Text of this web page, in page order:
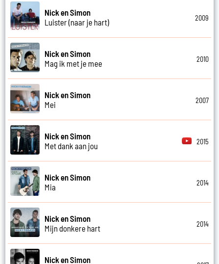
Nick en Simon
Luister (naar je hart)
2009
Nick en Simon
Mag ik met je mee
2010
Nick en Simon
Mei
2007
Nick en Simon
Met dank aan jou
2015
Nick en Simon
Mia
2014
Nick en Simon
Mijn donkere hart
2014
Nick en Simon